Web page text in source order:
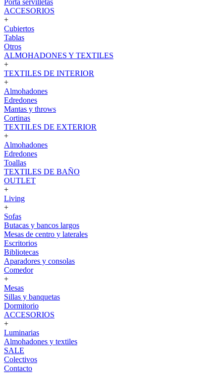
Porta servilletas
ACCESORIOS
+
Cubiertos
Tablas
Otros
ALMOHADONES Y TEXTILES
+
TEXTILES DE INTERIOR
+
Almohadones
Edredones
Mantas y throws
Cortinas
TEXTILES DE EXTERIOR
+
Almohadones
Edredones
Toallas
TEXTILES DE BAÑO
OUTLET
+
Living
+
Sofas
Butacas y bancos largos
Mesas de centro y laterales
Escritorios
Bibliotecas
Aparadores y consolas
Comedor
+
Mesas
Sillas y banquetas
Dormitorio
ACCESORIOS
+
Luminarias
Almohadones y textiles
SALE
Colectivos
Contacto